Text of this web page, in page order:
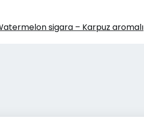
sigara – Karpuz aromalı